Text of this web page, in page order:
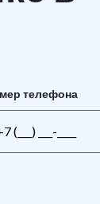
телефона